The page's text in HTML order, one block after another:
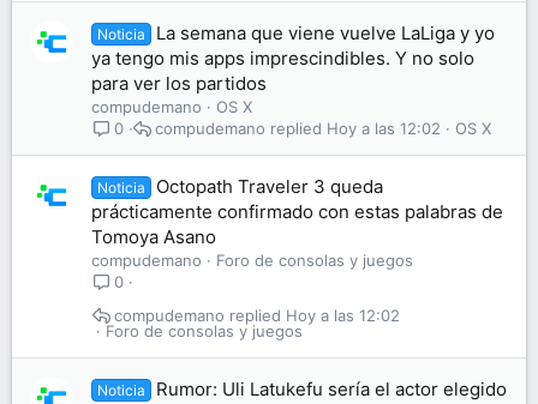
Noticia
La semana que viene vuelve LaLiga y yo
ya tengo mis apps imprescindibles. Y no solo
para ver los partidos
compudemano
OS X
0
OS X
Hoy a las 12:02
compudemano
Noticia
Octopath Traveler 3 queda
prácticamente confirmado con estas palabras de
Tomoya Asano
compudemano
Foro de consolas y juegos
0
Foro de consolas y juegos
Hoy a las 12:02
compudemano
Noticia
Rumor: Uli Latukefu sería el actor elegido